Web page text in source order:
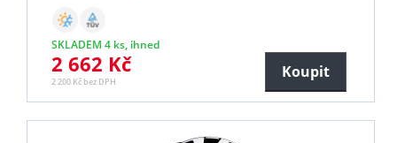
SKLADEM 4 ks, ihned
2 662 Kč
2 200 Kč bez DPH
Koupit